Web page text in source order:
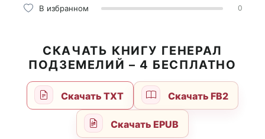
В избранном 0
СКАЧАТЬ КНИГУ ГЕНЕРАЛ
ПОДЗЕМЕЛИЙ – 4 БЕСПЛАТНО
Скачать TXT Скачать FB2
Скачать EPUB